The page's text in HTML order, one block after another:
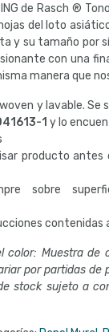
de Rasch ®
del loto
y su tamaño por
con una
manera que
y lavable. Se
1 y lo
producto antes
sobre
contenidas
color: Muestra de
por partidas de
stock sujeto a